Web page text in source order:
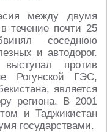
между двумя
течение почти 25
соседнюю
и автодорог.
против
Рогунской ГЭС,
является
региона. В 2001
и Таджикистан
государствами.